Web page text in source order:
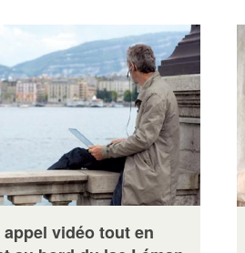
appel vidéo tout en